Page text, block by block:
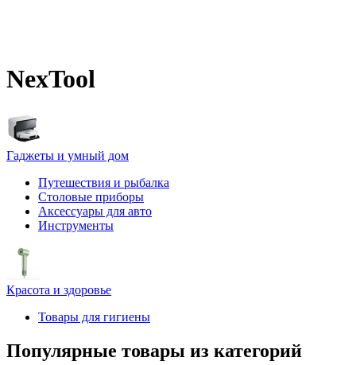
NexTool
Гаджеты и умный дом
Путешествия и рыбалка
Столовые приборы
Аксессуары для авто
Инструменты
Красота и здоровье
Товары для гигиены
Популярные товары из категорий